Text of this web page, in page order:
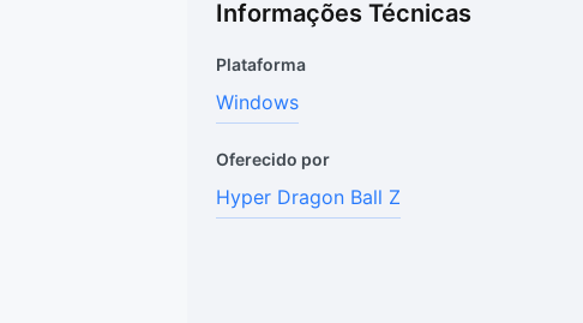
Informações Técnicas
Plataforma
Windows
Oferecido por
Hyper Dragon Ball Z